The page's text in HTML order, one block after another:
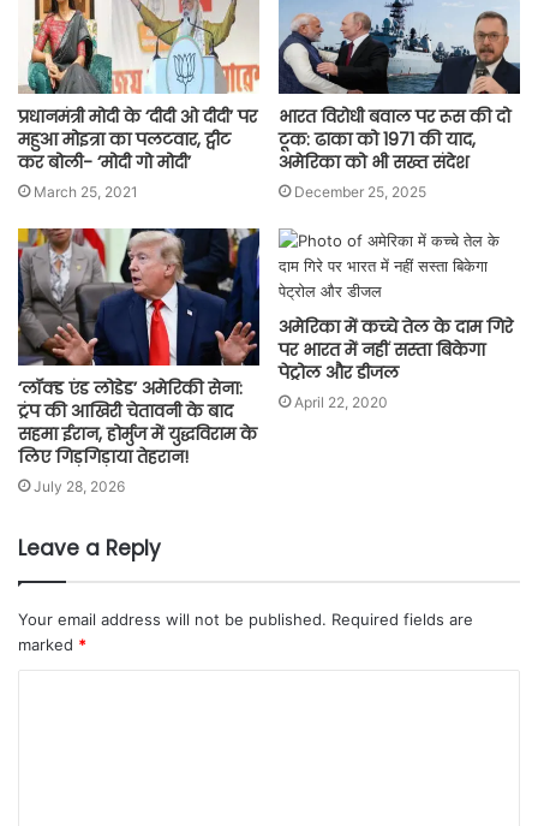
प्रधानमंत्री मोदी के ‘दीदी ओ दीदी’ पर
महुआ मोइत्रा का पलटवार, ट्वीट
कर बोली- ‘मोदी गो मोदी’
March 25, 2021
भारत विरोधी बवाल पर रूस की दो
टूक: ढाका को 1971 की याद,
अमेरिका को भी सख्त संदेश
December 25, 2025
‘लॉक्ड एंड लोडेड’ अमेरिकी सेना:
ट्रंप की आखिरी चेतावनी के बाद
सहमा ईरान, होर्मुज में युद्धविराम के
लिए गिड़गिड़ाया तेहरान!
July 28, 2026
अमेरिका में कच्‍चे तेल के दाम गिरे
पर भारत में नहीं सस्‍ता बिकेगा
पेट्रोल और डीजल
April 22, 2020
Leave a Reply
Your email address will not be published. Required fields are
marked *